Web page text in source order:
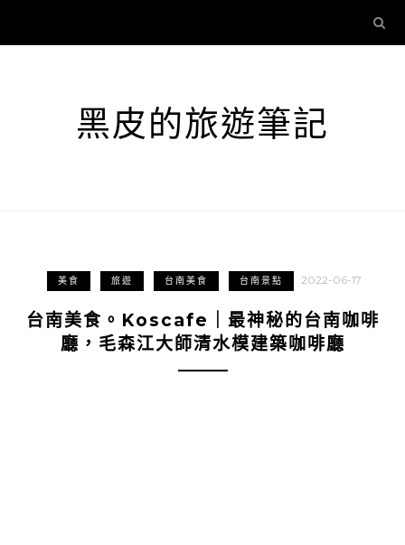
黑皮的旅遊筆記
美食 旅遊 台南美食 台南景點 2022-06-17
台南美食。Koscafe｜最神秘的台南咖啡
廳，毛森江大師清水模建築咖啡廳